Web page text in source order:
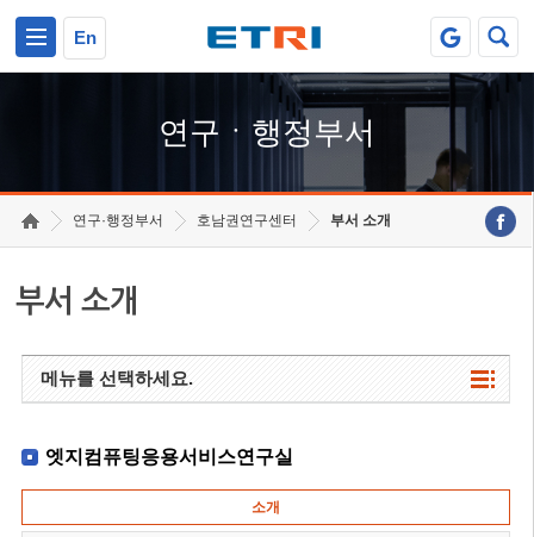
En
연구ㆍ행정부서
연구·행정부서 호남권연구센터 부서 소개
부서 소개
메뉴를 선택하세요.
엣지컴퓨팅응용서비스연구실
소개